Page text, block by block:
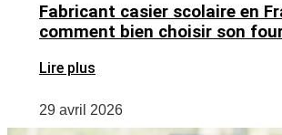
Fabricant casier scolaire en
comment bien choisir son
Lire plus
29 avril 2026